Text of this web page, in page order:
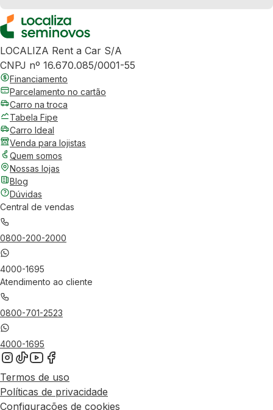
LOCALIZA Rent a Car S/A
CNPJ nº 16.670.085/0001-55
Financiamento
Parcelamento no cartão
Carro na troca
Tabela Fipe
Carro Ideal
Venda para lojistas
Quem somos
Nossas lojas
Blog
Dúvidas
Central de vendas
0800-200-2000
4000-1695
Atendimento ao cliente
0800-701-2523
4000-1695
Termos de uso
Políticas de privacidade
Configurações de cookies